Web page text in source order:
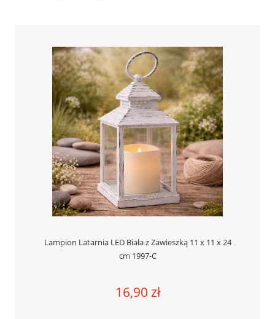
Lampion Latarnia LED Biała z Zawieszką 11 x 11 x 24
cm 1997-C
16,90 zł